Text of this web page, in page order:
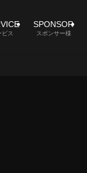
ビス
SPONSOR
スポンサー様